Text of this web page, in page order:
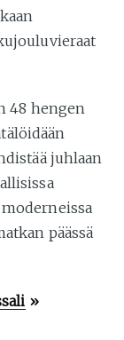
48 hengen
juhlaan
päässä
»